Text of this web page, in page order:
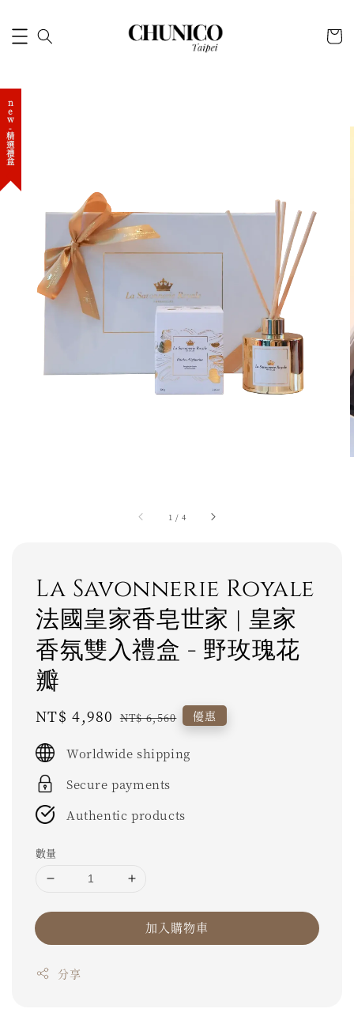
1 / 4
new-精選禮盒
La Savonnerie Royale
法國皇家香皂世家 | 皇家
香氛雙入禮盒 - 野玫瑰花
瓣
Sale
NT$ 4,980 Regular
NT$ 6,560 優惠
Worldwide shipping
Secure payments
Authentic products
數量
加入購物車
分享